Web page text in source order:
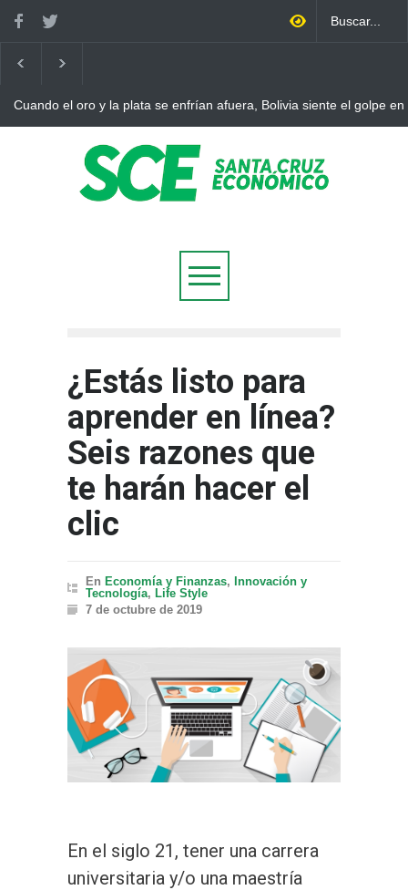
el oro y la plata se enfrían afuera, Bolivia siente el golpe en casa
¿Estás listo para
aprender en línea?
Seis razones que
te harán hacer el
clic
En Economía y Finanzas, Innovación y
Tecnología, Life Style
7 de octubre de 2019
En el siglo 21, tener una carrera
universitaria y/o una maestría